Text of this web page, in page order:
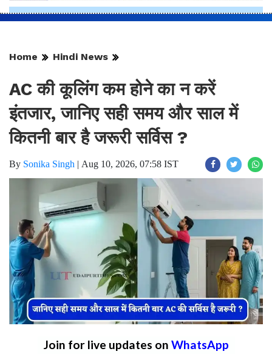
Home Hindi News
AC की कूलिंग कम होने का न करें
इंतजार, जानिए सही समय और साल में
कितनी बार है जरूरी सर्विस ?
By Sonika Singh | Aug 10, 2026, 07:58 IST
Join for live updates on WhatsApp